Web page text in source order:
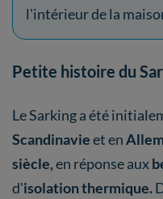
l'intérieur de la
Petite histoire du
Le Sarking a été
Scandinavieet en
siècle,en réponse aux
d'isolation thermique.